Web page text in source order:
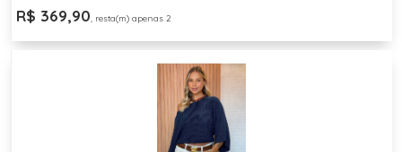
R$ 369,90, resta(m) apenas 2